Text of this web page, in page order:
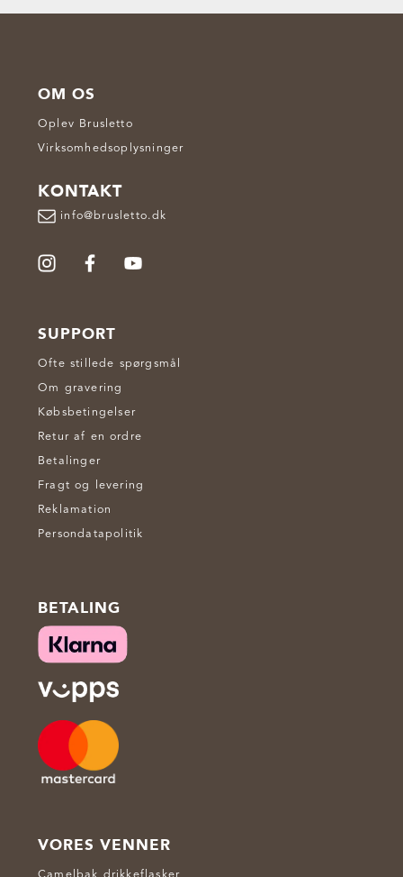
OM OS
Oplev Brusletto
Virksomhedsoplysninger
KONTAKT
info@brusletto.dk
SUPPORT
Ofte stillede spørgsmål
Om gravering
Købsbetingelser
Retur af en ordre
Betalinger
Fragt og levering
Reklamation
Persondatapolitik
BETALING
VORES VENNER